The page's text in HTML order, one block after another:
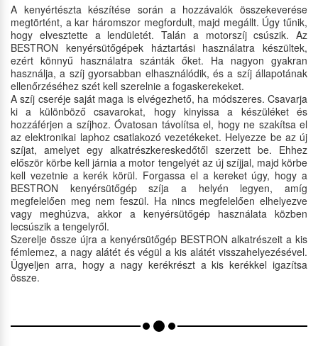
A kenyértészta készítése során a hozzávalók összekeverése
megtörtént, a kar háromszor megfordult, majd megállt. Úgy tűnik,
hogy elvesztette a lendületét. Talán a motorszíj csúszik. Az
BESTRON kenyérsütőgépek háztartási használatra készültek,
ezért könnyű használatra szánták őket. Ha nagyon gyakran
használja, a szíj gyorsabban elhasználódik, és a szíj állapotának
ellenőrzéséhez szét kell szerelnie a fogaskerekeket.
A szíj cseréje saját maga is elvégezhető, ha módszeres. Csavarja
ki a különböző csavarokat, hogy kinyissa a készüléket és
hozzáférjen a szíjhoz. Óvatosan távolítsa el, hogy ne szakítsa el
az elektronikai laphoz csatlakozó vezetékeket. Helyezze be az új
szíjat, amelyet egy alkatrészkereskedőtől szerzett be. Ehhez
először körbe kell járnia a motor tengelyét az új szíjjal, majd körbe
kell vezetnie a kerék körül. Forgassa el a kereket úgy, hogy a
BESTRON kenyérsütőgép szíja a helyén legyen, amíg
megfelelően meg nem feszül. Ha nincs megfelelően elhelyezve
vagy meghúzva, akkor a kenyérsütőgép használata közben
lecsúszik a tengelyről.
Szerelje össze újra a kenyérsütőgép BESTRON alkatrészeit a kis
fémlemez, a nagy alátét és végül a kis alátét visszahelyezésével.
Ügyeljen arra, hogy a nagy kerékrészt a kis kerékkel igazítsa
össze.